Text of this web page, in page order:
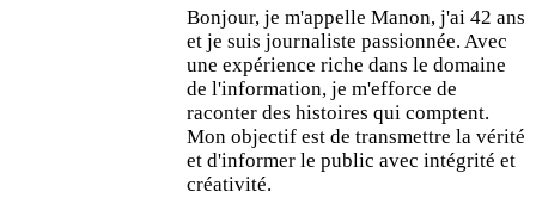
Bonjour, je m'appelle Manon, j'ai 42 ans
et je suis journaliste passionnée. Avec
une expérience riche dans le domaine
de l'information, je m'efforce de
raconter des histoires qui comptent.
Mon objectif est de transmettre la vérité
et d'informer le public avec intégrité et
créativité.